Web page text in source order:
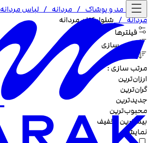
خانه / مد و پوشاک / مردانه / لباس مردانه
مردانه/ شلوار کتان مردانه
فیلترها
مرتب سازی
مرتب سازی :
ارزان‌ترین
گران‌ترین
جدیدترین
محبوب‌ترین
بیشترین تخفیف
نمایش